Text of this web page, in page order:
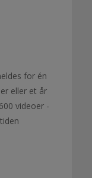
for én
eller et år
videoer -